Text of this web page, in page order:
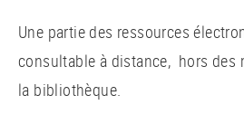
Une partie des ressources
consultable à distance, hors des
la bibliothèque.